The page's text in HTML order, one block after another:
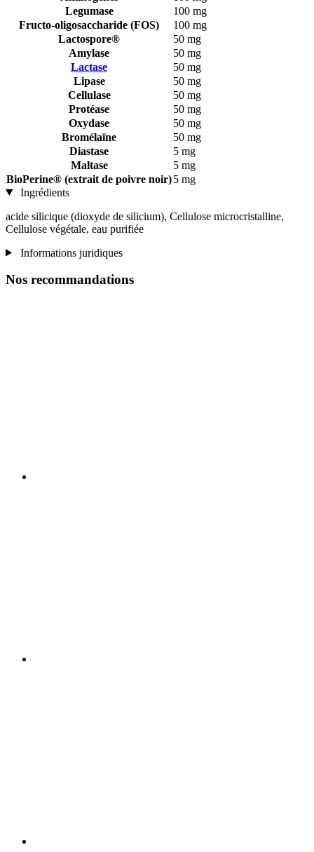
Legumase
100 mg
Fructo-oligosaccharide (FOS)
100 mg
Lactospore®
50 mg
Amylase
50 mg
Lactase
50 mg
Lipase
50 mg
Cellulase
50 mg
Protéase
50 mg
Oxydase
50 mg
Bromélaïne
50 mg
Diastase
5 mg
Maltase
5 mg
BioPerine® (extrait de poivre noir)5 mg
Ingrédients
acide silicique (dioxyde de silicium), Cellulose microcristalline,
Cellulose végétale, eau purifiée
Informations juridiques
Nos recommandations